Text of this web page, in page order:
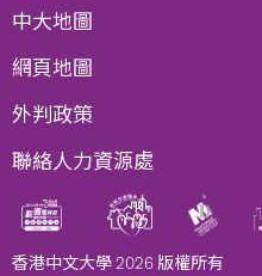
中大地圖
網頁地圖
外判政策
聯絡人力資源處
香港中文大學 2026 版權所有